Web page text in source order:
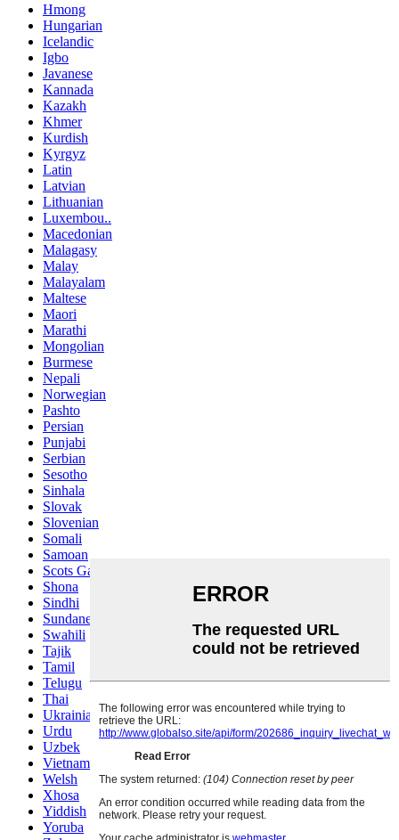
Hmong
Hungarian
Icelandic
Igbo
Javanese
Kannada
Kazakh
Khmer
Kurdish
Kyrgyz
Latin
Latvian
Lithuanian
Luxembou..
Macedonian
Malagasy
Malay
Malayalam
Maltese
Maori
Marathi
Mongolian
Burmese
Nepali
Norwegian
Pashto
Persian
Punjabi
Serbian
Sesotho
Sinhala
Slovak
Slovenian
Somali
Samoan
Scots Gaelic
Shona
Sindhi
Sundanese
Swahili
Tajik
Tamil
Telugu
Thai
Ukrainian
Urdu
Uzbek
Vietnamese
Welsh
Xhosa
Yiddish
Yoruba